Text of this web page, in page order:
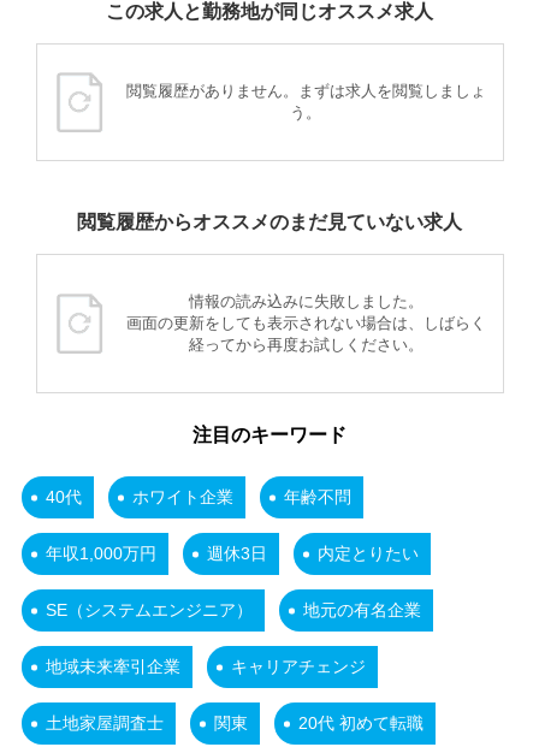
この求人と勤務地が同じオススメ求人
閲覧履歴がありません。まずは求人を閲覧しましょ
う。
閲覧履歴からオススメのまだ見ていない求人
情報の読み込みに失敗しました。
画面の更新をしても表示されない場合は、しばらく
経ってから再度お試しください。
注目のキーワード
40代 ホワイト企業 年齢不問
年収1,000万円 週休3日 内定とりたい
SE（システムエンジニア） 地元の有名企業
地域未来牽引企業 キャリアチェンジ
土地家屋調査士 関東 20代 初めて転職